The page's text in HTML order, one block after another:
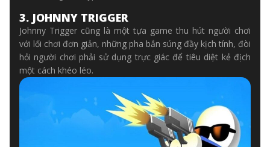
3. JOHNNY TRIGGER
Johnny Trigger cũng là một tựa game thu hút người chơi
với lối chơi đơn giản, những pha bắn súng đầy kịch tính, đòi
hỏi người chơi phải sử dụng trực giác để tiêu diệt kẻ địch
một cách khéo léo.